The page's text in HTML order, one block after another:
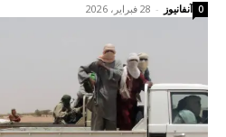
آنفانيوز - 28 فبراير، 2026 0